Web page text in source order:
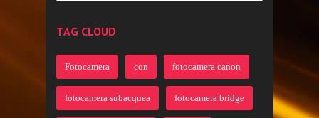
TAG CLOUD
Fotocamera con fotocamera canon
fotocamera subacquea fotocamera bridge